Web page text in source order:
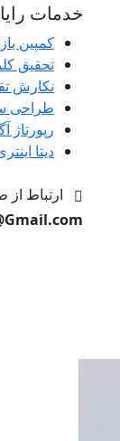
خدمات
کمپین
تحقیق
نکارش
طراحی
رپورتاژ
دیتا
ارتباط از